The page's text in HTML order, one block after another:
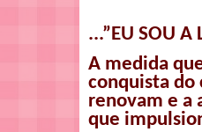
...”EU SOU A
A medida
conquista do
renovam e a
que